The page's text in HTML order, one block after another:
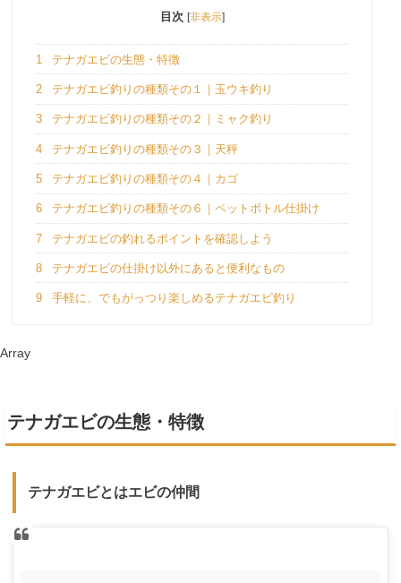
目次 [非表示]
1 テナガエビの生態・特徴
2 テナガエビ釣りの種類その１｜玉ウキ釣り
3 テナガエビ釣りの種類その２｜ミャク釣り
4 テナガエビ釣りの種類その３｜天秤
5 テナガエビ釣りの種類その４｜カゴ
6 テナガエビ釣りの種類その６｜ペットボトル仕掛け
7 テナガエビの釣れるポイントを確認しよう
8 テナガエビの仕掛け以外にあると便利なもの
9 手軽に、でもがっつり楽しめるテナガエビ釣り
Array
テナガエビの生態・特徴
テナガエビとはエビの仲間